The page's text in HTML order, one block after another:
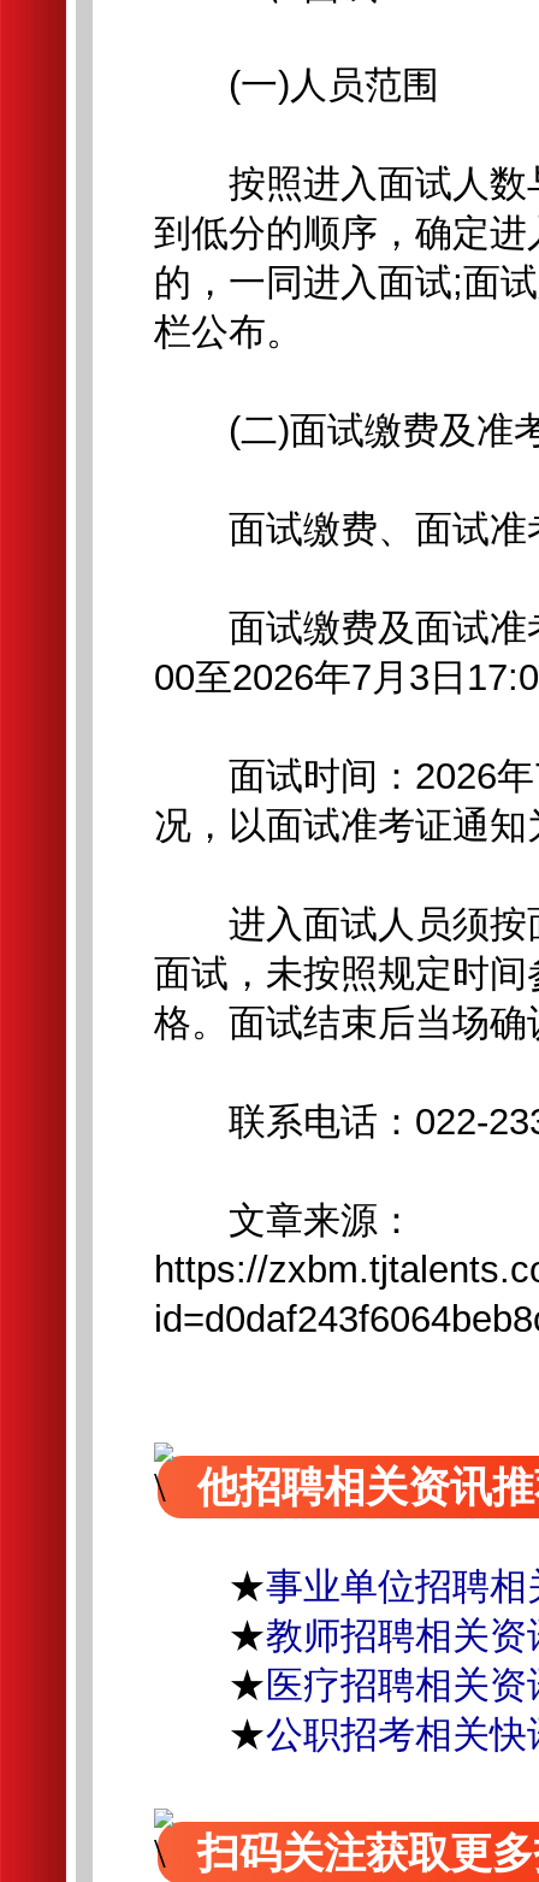
(一)人员范围
按照进入面试人数
到低分的顺序，确定
的，一同进入面试;面
栏公布。
(二)面试缴费及准
面试缴费、面试准
面试缴费及面试准
00至2026年7月3日
面试时间：2026年7
况，以面试准考证通知
进入面试人员须按
面试，未按照规定时
格。面试结束后当场确
联系电话：022-
文章来源：
https://
他招聘相关资讯
★事业单位招聘相
★教师招聘相关资
★医疗招聘相关资
★公职招考相关快
扫码关注获取更